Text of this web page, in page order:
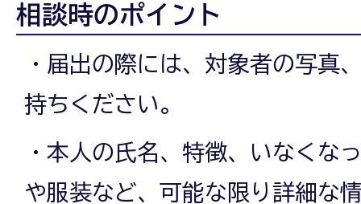
相談時のポイント
・届出の際には、対象者の写真
持ちください。
・本人の氏名、特徴、いなくな
や服装など、可能な限り詳細な